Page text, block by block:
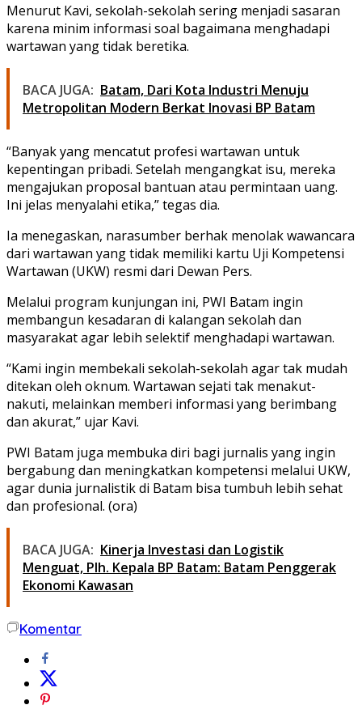
Menurut Kavi, sekolah-sekolah sering menjadi sasaran
karena minim informasi soal bagaimana menghadapi
wartawan yang tidak beretika.
BACA JUGA: Batam, Dari Kota Industri Menuju
Metropolitan Modern Berkat Inovasi BP Batam
“Banyak yang mencatut profesi wartawan untuk
kepentingan pribadi. Setelah mengangkat isu, mereka
mengajukan proposal bantuan atau permintaan uang.
Ini jelas menyalahi etika,” tegas dia.
Ia menegaskan, narasumber berhak menolak wawancara
dari wartawan yang tidak memiliki kartu Uji Kompetensi
Wartawan (UKW) resmi dari Dewan Pers.
Melalui program kunjungan ini, PWI Batam ingin
membangun kesadaran di kalangan sekolah dan
masyarakat agar lebih selektif menghadapi wartawan.
“Kami ingin membekali sekolah-sekolah agar tak mudah
ditekan oleh oknum. Wartawan sejati tak menakut-
nakuti, melainkan memberi informasi yang berimbang
dan akurat,” ujar Kavi.
PWI Batam juga membuka diri bagi jurnalis yang ingin
bergabung dan meningkatkan kompetensi melalui UKW,
agar dunia jurnalistik di Batam bisa tumbuh lebih sehat
dan profesional. (ora)
BACA JUGA: Kinerja Investasi dan Logistik
Menguat, Plh. Kepala BP Batam: Batam Penggerak
Ekonomi Kawasan
Komentar